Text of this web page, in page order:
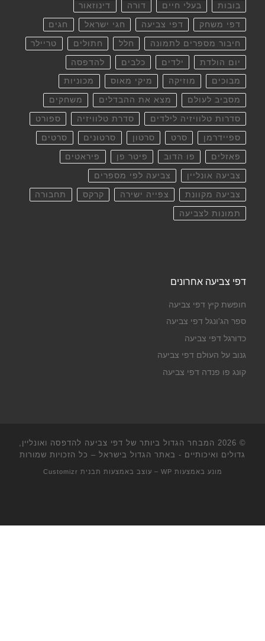
בובות בעלי חיים דורה דינוזאור
דפי משחק דפי צביעה חגי ישראל חגים
חיבור מספרים לתמונה חלל חתולים טריילר
יום הולדת ילדים כלבים להדפסה
מבוכים מוזיקה מיקי מאוס מכוניות
מסביב לעולם מצא את ההבדלים משחקים
סדרות טלוויזיה לילדים סדרת טלוויזיה ספורט
ספיידרמן סרט סרטון סרטונים סרטים
פאזלים פו הדוב פיטר פן פיראטים
צביעה אונליין צביעה לפי מספרים
צביעה מקוונת צפייה ישירה קרקס תחבורה
תמונות לצביעה
דפי צביעה אחרונים
חופשת קיץ דפי צביעה
ספר הג'ונגל דפי צביעה
כדורגל דפי צביעה
גנוב על העולם דפי צביעה
קונג פו פנדה דפי צביעה
© 2026
המבחר הגדול ביותר של דפי צביעה להדפסה ואונליין,
גדולים ואיכותיים - באתר הגדול בישראל – כל הזכויות שמורות
מונע באמצעות WP – עוצב באמצעות תבנית Customizr